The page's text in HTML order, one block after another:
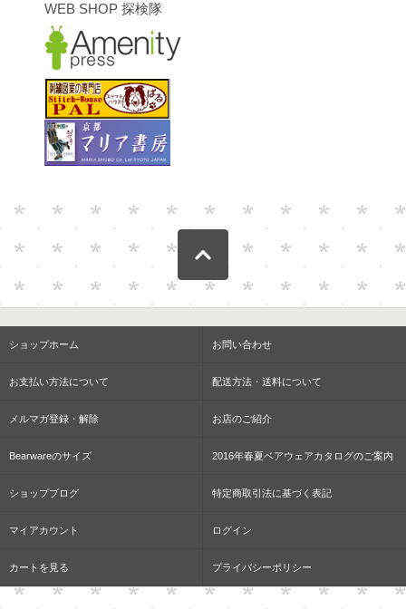
WEB SHOP 探検隊
ショップホーム お問い合わせ
お支払い方法について 配送方法・送料について
メルマガ登録・解除 お店のご紹介
Bearwareのサイズ 2016年春夏ベアウェアカタログのご案内
ショップブログ 特定商取引法に基づく表記
マイアカウント ログイン
カートを見る プライバシーポリシー